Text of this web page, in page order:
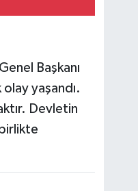
Başkanı
yaşandı.
Devletin